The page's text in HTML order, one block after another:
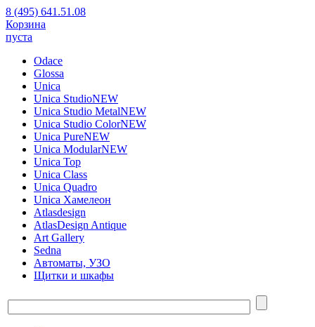
8 (495) 641.51.08
Корзина
пуста
Odace
Glossa
Unica
Unica StudioNEW
Unica Studio MetalNEW
Unica Studio ColorNEW
Unica PureNEW
Unica ModularNEW
Unica Top
Unica Class
Unica Quadro
Unica Хамелеон
Atlasdesign
AtlasDesign Antique
Art Gallery
Sedna
Автоматы, УЗО
Щитки и шкафы